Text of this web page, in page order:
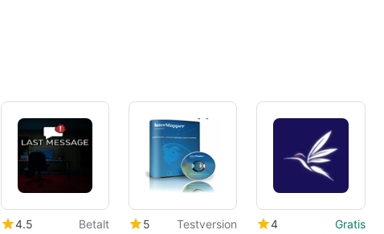
4.5 Betalt 5 Testversion 4 Gratis